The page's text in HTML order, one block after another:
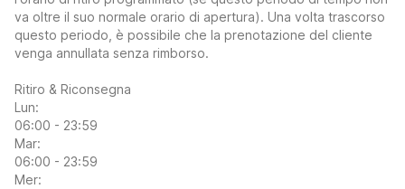
va oltre il suo normale orario di apertura). Una volta trascorso
questo periodo, è possibile che la prenotazione del cliente
venga annullata senza rimborso.
Ritiro & Riconsegna
Lun:
06:00 - 23:59
Mar:
06:00 - 23:59
Mer: